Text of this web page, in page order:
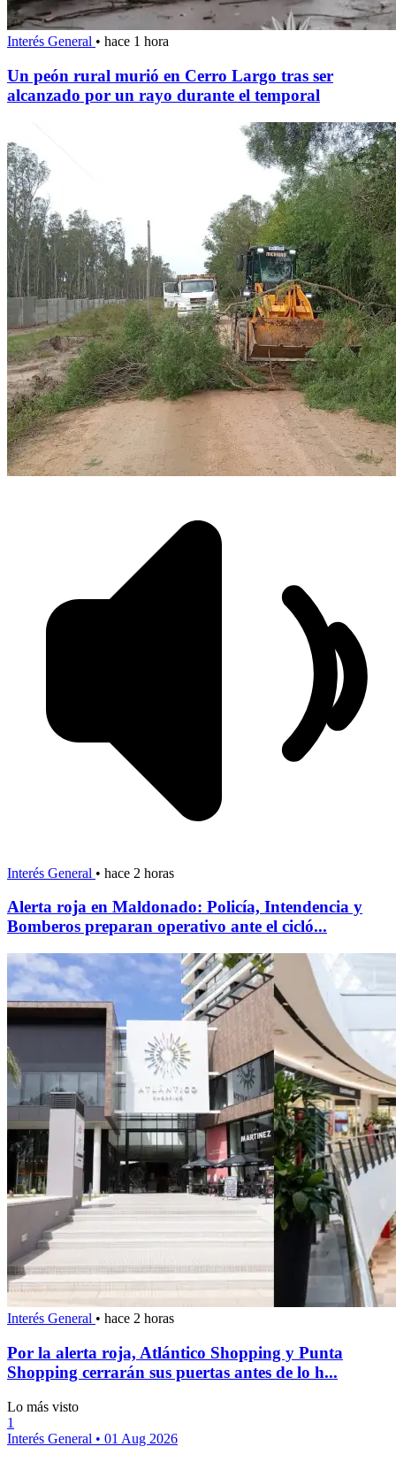
Interés General • hace 1 hora
Un peón rural murió en Cerro Largo tras ser
alcanzado por un rayo durante el temporal
Interés General • hace 2 horas
Alerta roja en Maldonado: Policía, Intendencia y
Bomberos preparan operativo ante el cicló...
Interés General • hace 2 horas
Por la alerta roja, Atlántico Shopping y Punta
Shopping cerrarán sus puertas antes de lo h...
Lo más visto
1
Interés General • 01 Aug 2026